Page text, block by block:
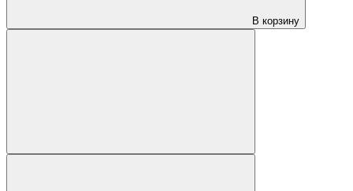
В корзину